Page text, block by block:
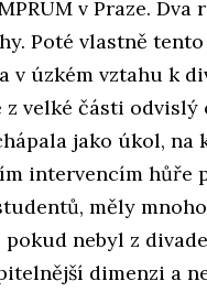
v Praze.
Poté vlastně
v úzkém vztahu k
velké části odvislý
jako úkol, na
intervencím hůře
měly
nebyl z
dimenzi a